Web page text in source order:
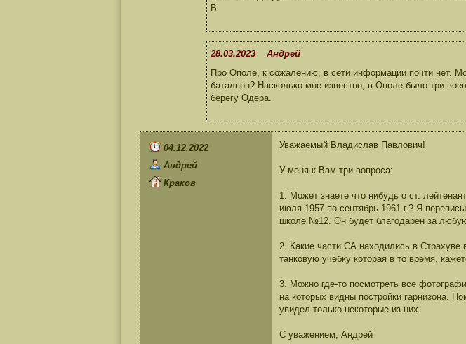
В
28.03.2023 Андрей
Про Ополе, к сожалению, в сети информации почти нет.
батальон? Насколько мне известно, в Ополе было три
берегу Одера.
04.12.2022
Андрей
Краков
Уважаемый Владислав Павлович!
У меня к Вам три вопроса:
1. Может знаете что нибудь о ст.
июля 1957 по сентябрь 1961 г.? Я
школе №12. Он будет благодарен за
2. Какие части СА находились в
танковую учебку которая в то время,
3. Можно где-то посмотреть все
на которых видны постройки гарнизона.
увидел только некоторые из них.
С уважением, Андрей